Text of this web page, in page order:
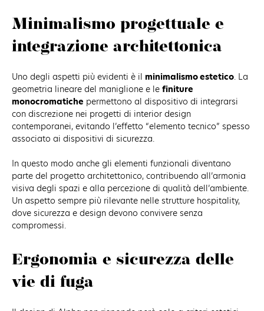
Minimalismo progettuale e
integrazione architettonica
Uno degli aspetti più evidenti è il minimalismo estetico. La
geometria lineare del maniglione e le finiture
monocromatiche permettono al dispositivo di integrarsi
con discrezione nei progetti di interior design
contemporanei, evitando l’effetto “elemento tecnico” spesso
associato ai dispositivi di sicurezza.
In questo modo anche gli elementi funzionali diventano
parte del progetto architettonico, contribuendo all’armonia
visiva degli spazi e alla percezione di qualità dell’ambiente.
Un aspetto sempre più rilevante nelle strutture hospitality,
dove sicurezza e design devono convivere senza
compromessi.
Ergonomia e sicurezza delle
vie di fuga